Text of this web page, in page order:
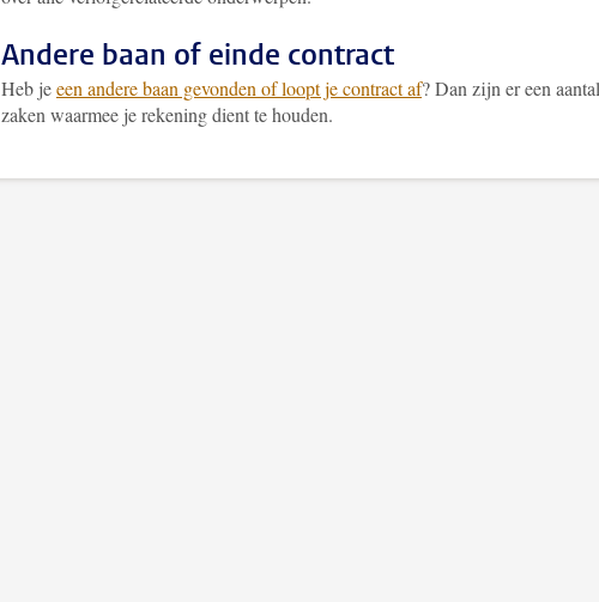
Andere baan of einde contract
Heb jeeen andere baan gevonden of loopt je contract af? Dan zijn er een aantal
zaken waarmee je rekening dient te houden.